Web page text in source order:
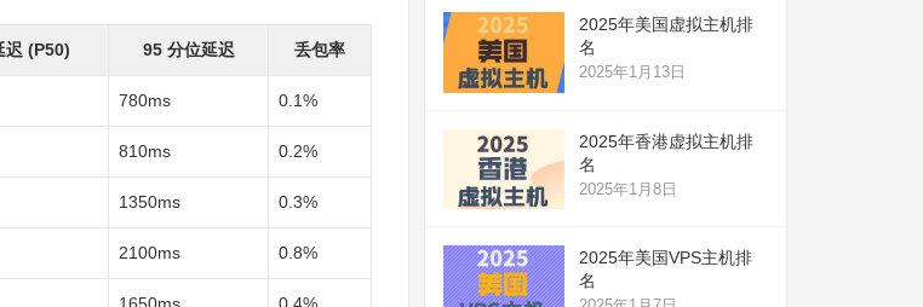
迟 (P50) 95 分位延迟 丢包率
780ms 0.1%
810ms 0.2%
1350ms 0.3%
2100ms 0.8%
2025年美国虚拟主机排
名
2025年1月13日
2025年香港虚拟主机排
名
2025年1月8日
2025年美国VPS主机排
名